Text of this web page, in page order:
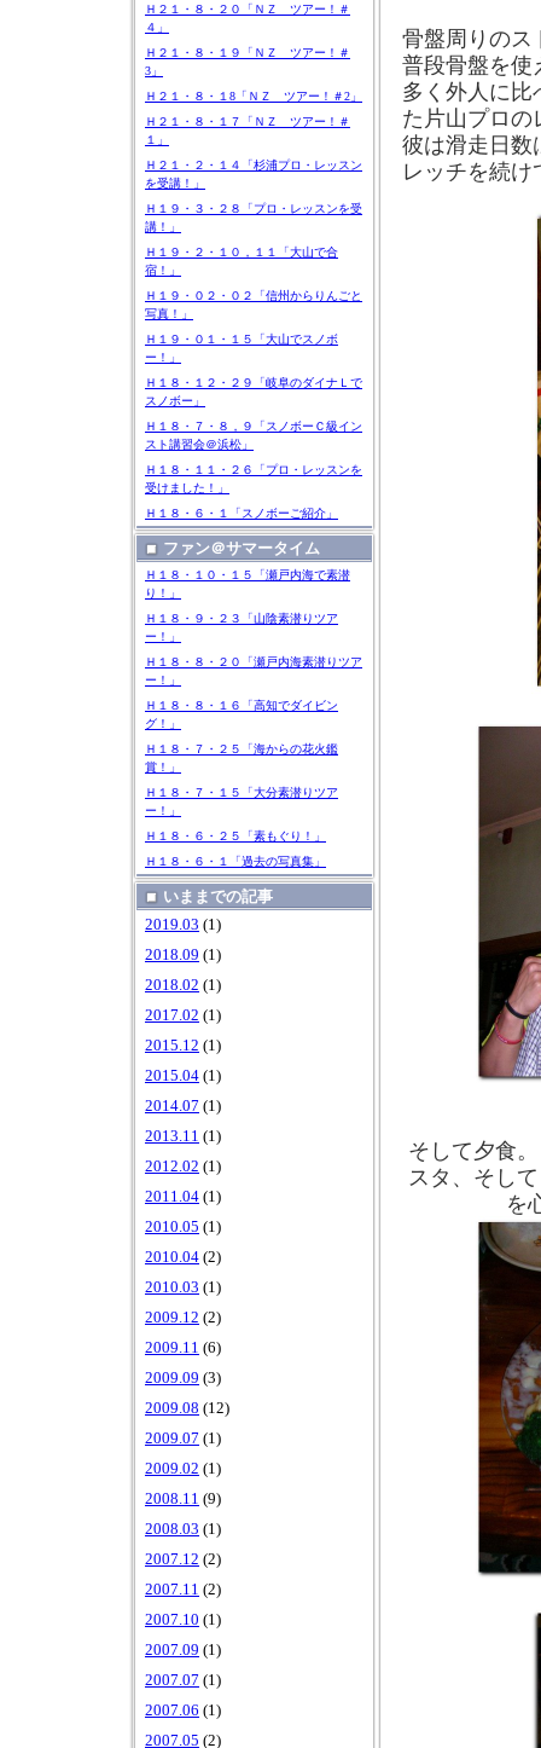
Ｈ２１・８・２０「ＮＺ ツアー！＃
４」
Ｈ２１・８・１９「ＮＺ ツアー！＃
3」
Ｈ２１・８・１8「ＮＺ ツアー！＃2」
Ｈ２１・８・１７「ＮＺ ツアー！＃
１」
Ｈ２１・２・１４「杉浦プロ・レッスン
を受講！」
Ｈ１９・３・２８「プロ・レッスンを受
講！」
Ｈ１９・２・１０，１１「大山で合
宿！」
Ｈ１９・０２・０２「信州からりんごと
写真！」
Ｈ１９・０１・１５「大山でスノボ
ー！」
Ｈ１８・１２・２９「岐阜のダイナＬで
スノボー」
Ｈ１８・７・８，９「スノボーＣ級イン
スト講習会＠浜松」
Ｈ１８・１１・２６「プロ・レッスンを
受けました！」
Ｈ１８・６・１「スノボーご紹介」
ファン＠サマータイム
Ｈ１８・１０・１５「瀬戸内海で素潜
り！」
Ｈ１８・９・２３「山陰素潜りツア
ー！」
Ｈ１８・８・２０「瀬戸内海素潜りツア
ー！」
Ｈ１８・８・１６「高知でダイビン
グ！」
Ｈ１８・７・２５「海からの花火鑑
賞！」
Ｈ１８・７・１５「大分素潜りツア
ー！」
Ｈ１８・６・２５「素もぐり！」
Ｈ１８・６・１「過去の写真集」
いままでの記事
2019.03 (1)
2018.09 (1)
2018.02 (1)
2017.02 (1)
2015.12 (1)
2015.04 (1)
2014.07 (1)
2013.11 (1)
2012.02 (1)
2011.04 (1)
2010.05 (1)
2010.04 (2)
2010.03 (1)
2009.12 (2)
2009.11 (6)
2009.09 (3)
2009.08 (12)
2009.07 (1)
2009.02 (1)
2008.11 (9)
2008.03 (1)
2007.12 (2)
2007.11 (2)
2007.10 (1)
2007.09 (1)
2007.07 (1)
2007.06 (1)
2007.05 (2)
骨盤周りのス
普段骨盤を使
多く外人に
た片山プロ
彼は滑走日数
レッチを続
そして夕食
スタ、そし
を